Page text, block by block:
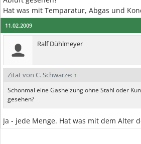
Hat was mit Temparatur, Abgas und
11.02.2009
Ralf Dühlmeyer
Zitat von C. Schwarze: ↑
Schonmal eine Gasheizung ohne Stahl oder
gesehen?
Ja - jede Menge. Hat was mit dem Alter